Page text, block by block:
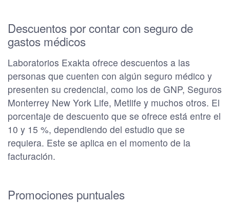
Descuentos por contar con seguro de
gastos médicos
Laboratorios Exakta ofrece descuentos a las
personas que cuenten con algún seguro médico y
presenten su credencial, como los de GNP, Seguros
Monterrey New York Life, Metlife y muchos otros. El
porcentaje de descuento que se ofrece está entre el
10 y 15 %, dependiendo del estudio que se
requiera. Este se aplica en el momento de la
facturación.
Promociones puntuales